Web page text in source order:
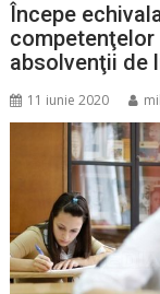
Începe
absolvenţii de
11 iunie 2020